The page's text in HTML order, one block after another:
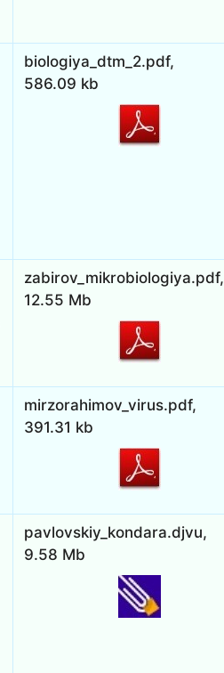
biologiya_dtm_2.pdf,
586.09 kb
zabirov_mikrobiologiya.pdf,
12.55 Mb
mirzorahimov_virus.pdf,
391.31 kb
pavlovskiy_kondara.djvu,
9.58 Mb